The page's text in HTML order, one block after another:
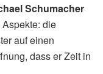
Schumacher
die
auf einen
dass er Zeit in